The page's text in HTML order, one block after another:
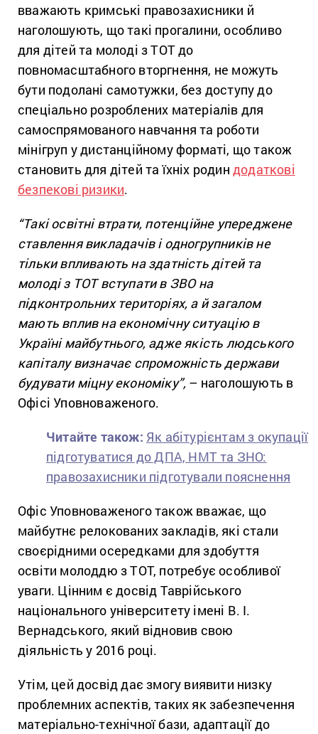
вважають кримські правозахисники й
наголошують, що такі прогалини, особливо
для дітей та молоді з ТОТ до
повномасштабного вторгнення, не можуть
бути подолані самотужки, без доступу до
спеціально розроблених матеріалів для
самоспрямованого навчання та роботи
мінігруп у дистанційному форматі, що також
становить для дітей та їхніх родин додаткові
безпекові ризики.
“Такі освітні втрати, потенційне упереджене
ставлення викладачів і одногрупників не
тільки впливають на здатність дітей та
молоді з ТОТ вступати в ЗВО на
підконтрольних територіях, а й загалом
мають вплив на економічну ситуацію в
Україні майбутнього, адже якість людського
капіталу визначає спроможність держави
будувати міцну економіку”, – наголошують в
Офісі Уповноваженого.
Читайте також: Як абітурієнтам з окупації
підготуватися до ДПА, НМТ та ЗНО:
правозахисники підготували пояснення
Офіс Уповноваженого також вважає, що
майбутнє релокованих закладів, які стали
своєрідними осередками для здобуття
освіти молоддю з ТОТ, потребує особливої
уваги. Цінним є досвід Таврійського
національного університету імені В. І.
Вернадського, який відновив свою
діяльність у 2016 році.
Утім, цей досвід дає змогу виявити низку
проблемних аспектів, таких як забезпечення
матеріально-технічної бази, адаптації до